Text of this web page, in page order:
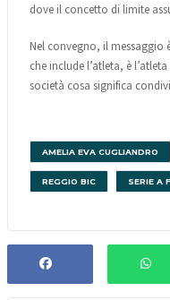
dove il concetto di limite
Nel convegno, il messaggio
che include l’atleta, è
società cosa significa
AMELIA EVA CUGLIANDRO
REGGIO BIC SERIE A